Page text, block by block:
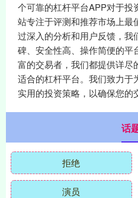
个可靠的杠杆平台APP对于投
站专注于评测和推荐市场上最
过深入的分析和用户反馈，我
碑、安全性高、操作简便的
富的交易者，我们都提供详
适合的杠杆平台。我们致力于
实用的投资策略，以确保您的
话
拒绝
演员